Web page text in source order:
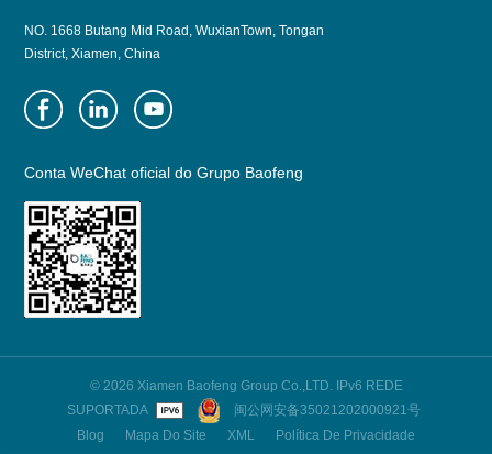
NO. 1668 Butang Mid Road, WuxianTown, Tongan
District, Xiamen, China
Conta WeChat oficial do Grupo Baofeng
© 2026 Xiamen Baofeng Group Co.,LTD. IPv6 REDE
SUPORTADA
闽公网安备35021202000921号
Blog
Mapa Do Site XML Política De Privacidade